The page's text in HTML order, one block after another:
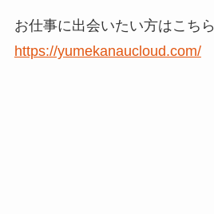
お仕事に出会いたい方はこちら
https://yumekanaucloud.com/